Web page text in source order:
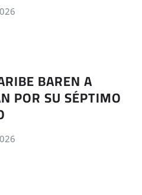
BAREN A
POR SU SÉPTIMO